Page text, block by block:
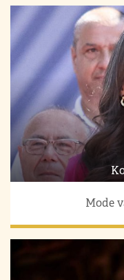
Mode